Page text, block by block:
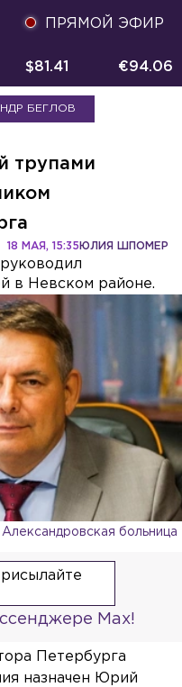
ПРЯМОЙ ЭФИР
$81.41 €94.06
БЕГЛОВ
трупами
ЮЛИЯ ШПОМЕР
18 МАЯ, 15:35
в Невском районе.
больница
Max!
Петербурга
назначен Юрий